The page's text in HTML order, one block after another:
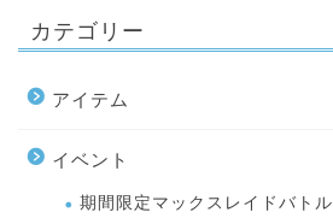
カテゴリー
アイテム
イベント
期間限定マックスレイドバトル